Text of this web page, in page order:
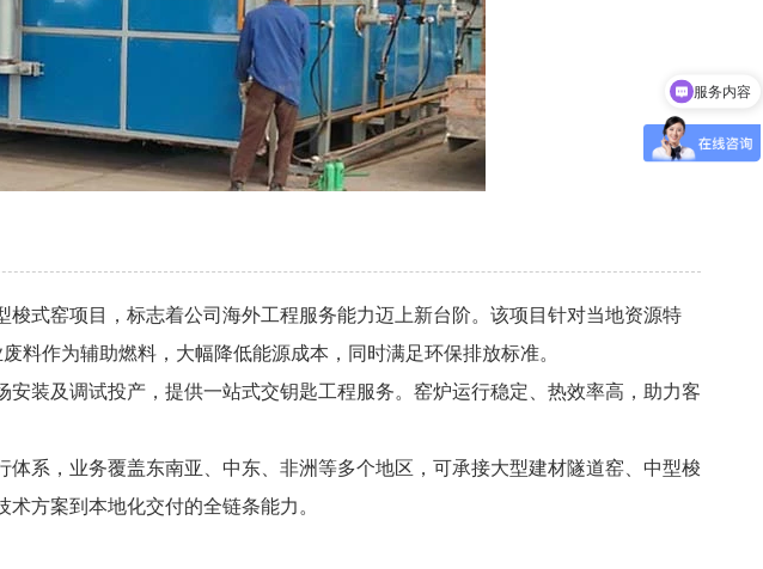
推板窑 隧道窑
式窑项目，标志着公司海外工程服务能力迈上新台阶。该项目针对当地资源特
料作为辅助燃料，大幅降低能源成本，同时满足环保排放标准。
装及调试投产，提供一站式交钥匙工程服务。窑炉运行稳定、热效率高，助力客
系，业务覆盖东南亚、中东、非洲等多个地区，可承接大型建材隧道窑、中型梭
方案到本地化交付的全链条能力。
服务内容